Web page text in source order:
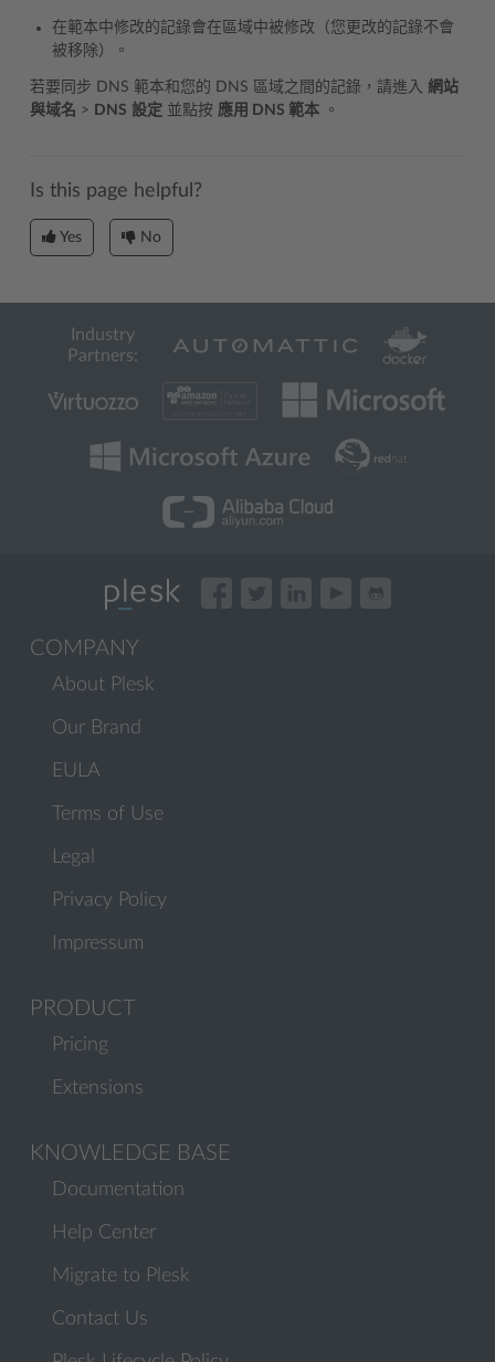
在範本中修改的記錄會在區域中被修改（您更改的記錄不會
被移除）。
若要同步 DNS 範本和您的 DNS 區域之間的記錄，請進入 網站
與域名 > DNS 設定 並點按 應用 DNS 範本 。
Is this page helpful?
Yes No
Industry
Partners:
COMPANY
About Plesk
Our Brand
EULA
Terms of Use
Legal
Privacy Policy
Impressum
PRODUCT
Pricing
Extensions
KNOWLEDGE BASE
Documentation
Help Center
Migrate to Plesk
Contact Us